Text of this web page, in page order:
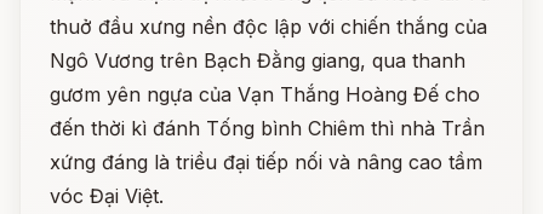
thuở đầu xưng nền độc lập với chiến thắng của
Ngô Vương trên Bạch Đằng giang, qua thanh
gươm yên ngựa của Vạn Thắng Hoàng Đế cho
đến thời kì đánh Tống bình Chiêm thì nhà Trần
xứng đáng là triều đại tiếp nối và nâng cao tầm
vóc Đại Việt.